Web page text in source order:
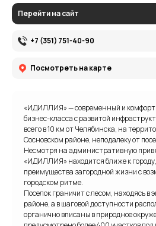
Перейти на сайт
+7 (351) 751-40-90
Посмотреть на карте
«ИДИЛЛИЯ» — современный и
бизнес-класса с развитой
всего в 10 км от Челябинска, на
Сосновском районе, неподалеку от
Несмотря на административную
«ИДИЛЛИЯ» находится ближе к городу,
преимущества загородной жизни с
городском ритме.
Поселок граничит с лесом, находясь в
районе, а в шаговой доступности
органично вписаны в природное